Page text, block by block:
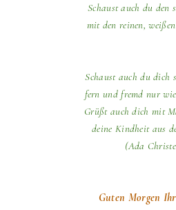
Schaust auch du den
mit den reinen,
Schaust auch du dich
fern und fremd nur
Grüßt auch dich mit
deine Kindheit aus
(Ada
Guten Morgen